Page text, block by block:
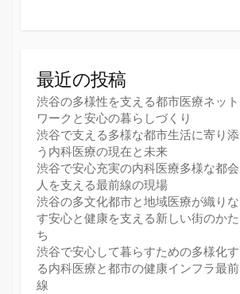
最近の投稿
渋谷の多様性を支える都市医療ネット
ワークと安心の暮らしづくり
渋谷で支える多様な都市生活に寄り添
う内科医療の現在と未来
渋谷で安心充実の内科医療多様な都会
人を支える最前線の現場
渋谷の多文化都市と地域医療が織りな
す安心と健康を支える新しい街のかた
ち
渋谷で安心して暮らすための多様化す
る内科医療と都市の健康インフラ最前
線